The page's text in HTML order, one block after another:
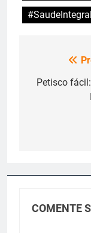
#SaudeIntegral
de
Petisco
COMENTE